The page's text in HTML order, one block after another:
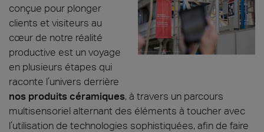
conçue pour plonger
clients et visiteurs au
cœur de notre réalité
productive est un voyage
en plusieurs étapes qui
raconte l’univers derrière
nos produits céramiques, à travers un parcours
multisensoriel alternant des éléments à toucher avec
l’utilisation de technologies sophistiquées, afin de faire